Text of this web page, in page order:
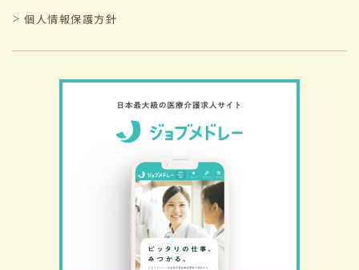
個人情報保護方針